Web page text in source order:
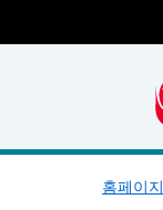
홈페이지